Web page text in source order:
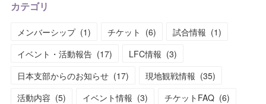
カテゴリ
メンバーシップ (1) チケット (6) 試合情報 (1)
イベント・活動報告 (17) LFC情報 (3)
日本支部からのお知らせ (17) 現地観戦情報 (35)
活動内容 (5) イベント情報 (3) チケットFAQ (6)